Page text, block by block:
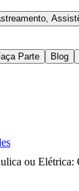
Parte Blog
ou Elétrica: